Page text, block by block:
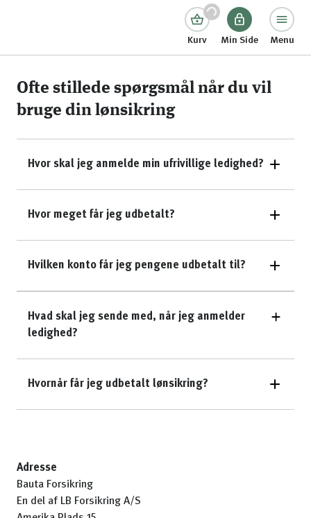
Kurv Min Side Menu
Ofte stillede spørgsmål når du vil
bruge din lønsikring
Hvor skal jeg anmelde min ufrivillige ledighed?
Hvor meget får jeg udbetalt?
Hvilken konto får jeg pengene udbetalt til?
Hvad skal jeg sende med, når jeg anmelder
ledighed?
Hvornår får jeg udbetalt lønsikring?
Adresse
Bauta Forsikring
En del af LB Forsikring A/S